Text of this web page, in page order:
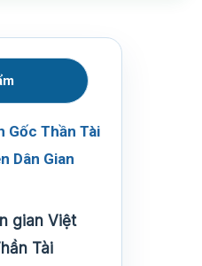
Gốc Thần Tài
Dân Gian
gian Việt
Tài